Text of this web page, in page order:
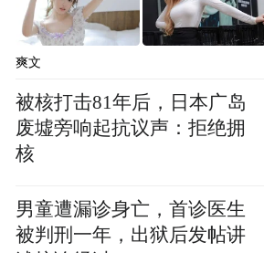
爽文
被核打击81年后，日本广岛
废墟旁响起抗议声：拒绝拥
核
男童遭漏诊身亡，首诊医生
被判刑一年，出狱后发帖讲